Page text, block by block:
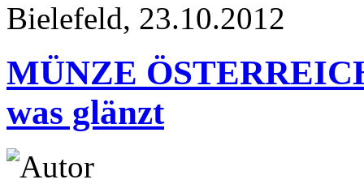
Bielefeld, 23.10.2012
MÜNZE
was glänzt